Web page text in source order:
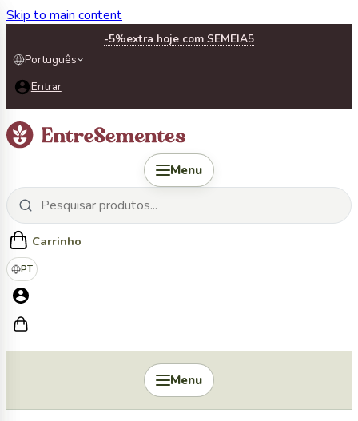
Skip to main content
-5%extra hoje com SEMEIA5
Português
Entrar
Menu
Carrinho
PT
Menu